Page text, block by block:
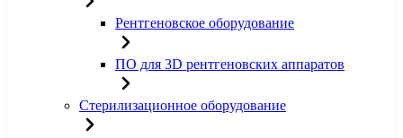
Рентгеновское оборудование
ПО для 3D рентгеновских аппаратов
Стерилизационное оборудование